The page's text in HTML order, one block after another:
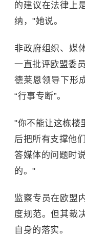
的建议在法律上
纳，"她说。
非政府组织、媒
一直批评欧盟委
德莱恩领导下形
“行事专断”。
"你不能让这栋楼
后把所有支撑他
答媒体的问题时
的。"
监察专员在欧盟
度规范。但其裁
自身的落实。